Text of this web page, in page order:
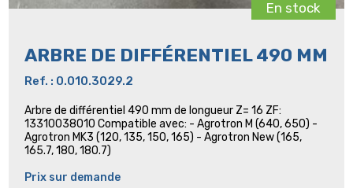
En stock
ARBRE DE DIFFÉRENTIEL 490 MM
Ref. : 0.010.3029.2
Arbre de différentiel 490 mm de longueur Z= 16 ZF:
13310038010 Compatible avec: - Agrotron M (640, 650) -
Agrotron MK3 (120, 135, 150, 165) - Agrotron New (165,
165.7, 180, 180.7)
Prix sur demande